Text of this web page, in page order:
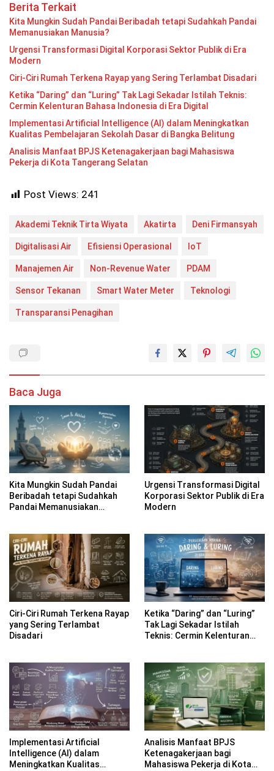
Berita Terkait
Kita Mungkin Sudah Pandai Beribadah tetapi Sudahkah Pandai
Memanusiakan Manusia?
Urgensi Transformasi Digital Korporasi Sektor Publik di Era
Modern
Ciri-Ciri Rumah Terkena Rayap yang Sering Terlambat Disadari
Ketika “Daring” dan “Luring” Tak Lagi Sekadar Istilah Teknis:
Cermin Kelenturan Bahasa Indonesia di Era Digital
Implementasi Artificial Intelligence (AI) dalam Meningkatkan
Kualitas Pembelajaran Sekolah Dasar di Bangka Belitung
Analisis Manfaat BPJS Ketenagakerjaan bagi Mahasiswa
Pekerja di Kota Tangerang Selatan
Post Views: 241
Akademi Teknik Tirta Wiyata Akatirta Deni Firmansyah
Digitalisasi Air Efisiensi Operasional IoT
Manajemen Air Non-Revenue Water PDAM
Sensor Tekanan Smart Water Meter Teknologi
Transparansi Penagihan
Baca Juga
Kita Mungkin Sudah Pandai
Beribadah tetapi Sudahkah
Pandai Memanusiakan
Urgensi Transformasi Digital
Korporasi Sektor Publik di Era
Modern
Ciri-Ciri Rumah Terkena Rayap
yang Sering Terlambat
Disadari
Ketika “Daring” dan “Luring”
Tak Lagi Sekadar Istilah
Teknis: Cermin Kelenturan
Implementasi Artificial
Intelligence (AI) dalam
Meningkatkan Kualitas
Analisis Manfaat BPJS
Ketenagakerjaan bagi
Mahasiswa Pekerja di Kota